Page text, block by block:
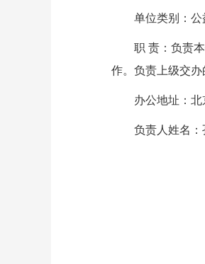
单位类别：公
职 责：负责本
作。负责上级交办
办公地址：北
负责人姓名：